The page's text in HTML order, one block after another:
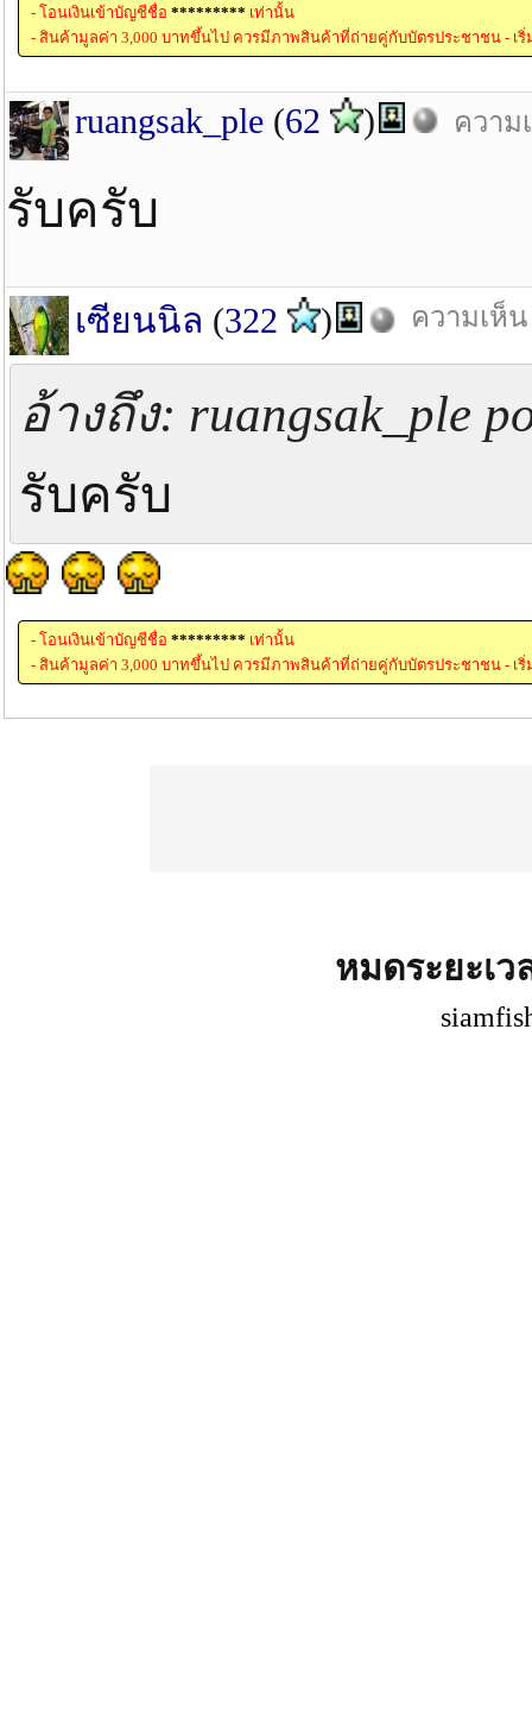
- โอนเงินเข้าบัญชีชื่อ ********* เท่านั้น
- สินค้ามูลค่า 3,000 บาทขึ้นไป ควรมีภาพสินค้าที่ถ่ายคู่กับบัตรประชาชน - เริ่
ruangsak_ple (62 ) ความ
รับครับ
เซียนนิล (322 ) ความเห็น
อ้างถึง: ruangsak_ple
รับครับ
- โอนเงินเข้าบัญชีชื่อ ********* เท่านั้น
- สินค้ามูลค่า 3,000 บาทขึ้นไป ควรมีภาพสินค้าที่ถ่ายคู่กับบัตรประชาชน - เริ่
หมดระยะเ